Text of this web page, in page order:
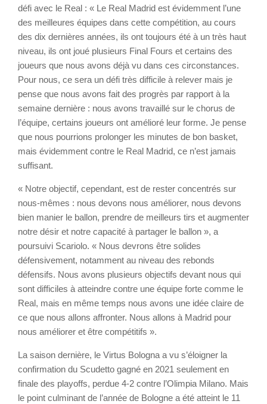
défi avec le Real : « Le Real Madrid est évidemment l’une
des meilleures équipes dans cette compétition, au cours
des dix dernières années, ils ont toujours été à un très haut
niveau, ils ont joué plusieurs Final Fours et certains des
joueurs que nous avons déjà vu dans ces circonstances.
Pour nous, ce sera un défi très difficile à relever mais je
pense que nous avons fait des progrès par rapport à la
semaine dernière : nous avons travaillé sur le chorus de
l’équipe, certains joueurs ont amélioré leur forme. Je pense
que nous pourrions prolonger les minutes de bon basket,
mais évidemment contre le Real Madrid, ce n’est jamais
suffisant.
« Notre objectif, cependant, est de rester concentrés sur
nous-mêmes : nous devons nous améliorer, nous devons
bien manier le ballon, prendre de meilleurs tirs et augmenter
notre désir et notre capacité à partager le ballon », a
poursuivi Scariolo. « Nous devrons être solides
défensivement, notamment au niveau des rebonds
défensifs. Nous avons plusieurs objectifs devant nous qui
sont difficiles à atteindre contre une équipe forte comme le
Real, mais en même temps nous avons une idée claire de
ce que nous allons affronter. Nous allons à Madrid pour
nous améliorer et être compétitifs ».
La saison dernière, le Virtus Bologna a vu s’éloigner la
confirmation du Scudetto gagné en 2021 seulement en
finale des playoffs, perdue 4-2 contre l’Olimpia Milano. Mais
le point culminant de l’année de Bologne a été atteint le 11